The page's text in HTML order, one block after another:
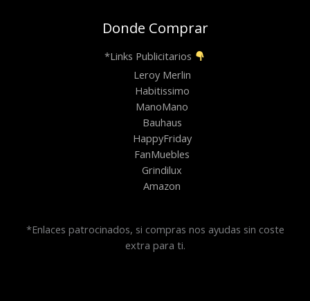
Donde Comprar
*Links Publicitarios
Leroy Merlin
Habitissimo
ManoMano
Bauhaus
HappyFriday
FanMuebles
Grindilux
Amazon
*Enlaces patrocinados, si compras nos ayudas sin coste
extra para ti.